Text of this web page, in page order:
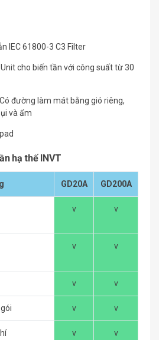
IEC 61800-3 C3 Filter
cho biến tần với công suất từ 30
đường làm mát bằng gió riêng,
và ẩm
hạ thế INVT
GD20A GD200A
v v
v v
v v
v v
v v